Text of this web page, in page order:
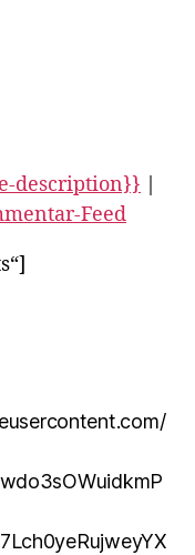
description}}
Feed